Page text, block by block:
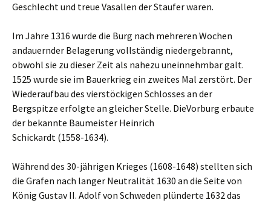
Geschlecht und treue Vasallen der Staufer waren.
Im Jahre 1316 wurde die Burg nach mehreren Wochen
andauernder Belagerung vollständig niedergebrannt,
obwohl sie zu dieser Zeit als nahezu uneinnehmbar galt.
1525 wurde sie im Bauerkrieg ein zweites Mal zerstört. Der
Wiederaufbau des vierstöckigen Schlosses an der
Bergspitze erfolgte an gleicher Stelle. DieVorburg erbaute
der bekannte Baumeister Heinrich
Schickardt (1558-1634).
Während des 30-jährigen Krieges (1608-1648) stellten sich
die Grafen nach langer Neutralität 1630 an die Seite von
König Gustav II. Adolf von Schweden plünderte 1632 das